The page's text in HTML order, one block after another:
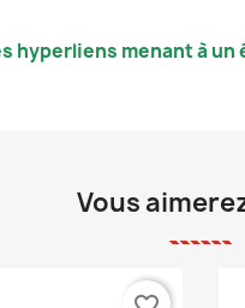
hyperliens menant à
Vous